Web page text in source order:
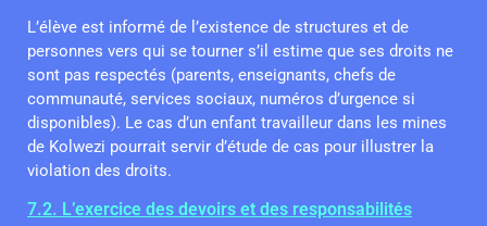
L’élève est informé de l’existence de structures et de
personnes vers qui se tourner s’il estime que ses droits ne
sont pas respectés (parents, enseignants, chefs de
communauté, services sociaux, numéros d’urgence si
disponibles). Le cas d’un enfant travailleur dans les mines
de Kolwezi pourrait servir d’étude de cas pour illustrer la
violation des droits.
7.2. L’exercice des devoirs et des responsabilités